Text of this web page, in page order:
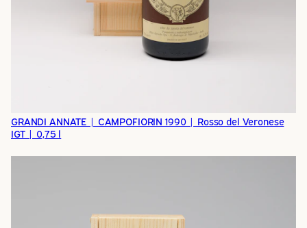
GRANDI ANNATE | CAMPOFIORIN 1990 | Rosso del Veronese
IGT | 0,75 l